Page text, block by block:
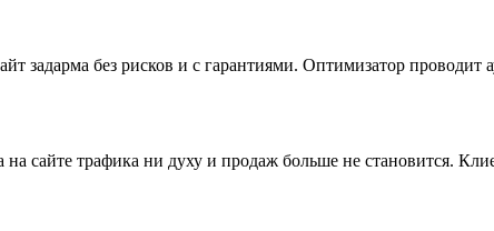
задарма без рисков и с гарантиями. Оптимизатор проводит
сайте трафика ни духу и продаж больше не становится.